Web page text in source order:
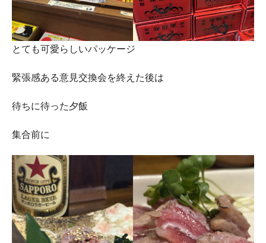
とても可愛らしいパッケージ
緊張感ある意見交換会を終えた後は
待ちに待った夕飯
集合前に